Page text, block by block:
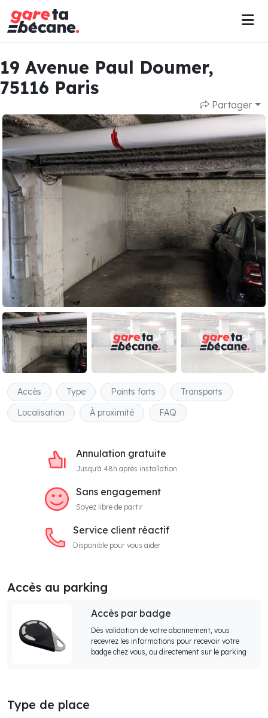
19 Avenue Paul Doumer,
75116 Paris
Partager
Accès Type Points forts
Transports
Localisation
À proximité FAQ
Annulation gratuite
Jusqu'à 48h après installation
Sans engagement
Soyez libre de partir
Service client réactif
Disponible pour vous aider
Accès au parking
Accès par badge
Dès validation de votre abonnement, vous
recevrez les informations pour recevoir votre
badge chez vous, ou directement sur le parking
Type de place